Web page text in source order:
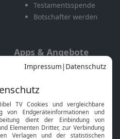
Testamentsspende
Botschafter werden
Apps & Angebote
Mobile App
Smart TV
HbbTV
Bibelthek Online-Bibel